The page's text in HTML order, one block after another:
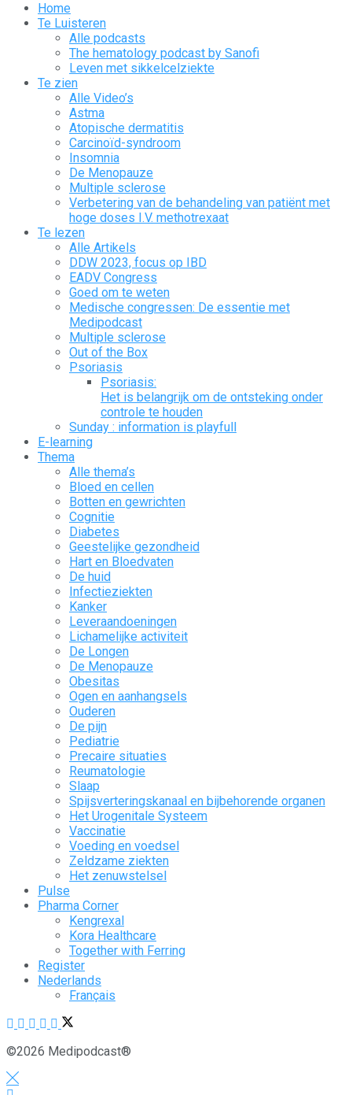
Home
Te Luisteren
Alle podcasts
The hematology podcast by Sanofi
Leven met sikkelcelziekte
Te zien
Alle Video’s
Astma
Atopische dermatitis
Carcinoïd-syndroom
Insomnia
De Menopauze
Multiple sclerose
Verbetering van de behandeling van patiënt met
hoge doses I.V. methotrexaat
Te lezen
Alle Artikels
DDW 2023, focus op IBD
EADV Congress
Goed om te weten
Medische congressen: De essentie met
Medipodcast
Multiple sclerose
Out of the Box
Psoriasis
Psoriasis:
Het is belangrijk om de ontsteking onder
controle te houden
Sunday : information is playfull
E-learning
Thema
Alle thema’s
Bloed en cellen
Botten en gewrichten
Cognitie
Diabetes
Geestelijke gezondheid
Hart en Bloedvaten
De huid
Infectieziekten
Kanker
Leveraandoeningen
Lichamelijke activiteit
De Longen
De Menopauze
Obesitas
Ogen en aanhangsels
Ouderen
De pijn
Pediatrie
Precaire situaties
Reumatologie
Slaap
Spijsverteringskanaal en bijbehorende organen
Het Urogenitale Systeem
Vaccinatie
Voeding en voedsel
Zeldzame ziekten
Het zenuwstelsel
Pulse
Pharma Corner
Kengrexal
Kora Healthcare
Together with Ferring
Register
Nederlands
Français
©2026 Medipodcast®